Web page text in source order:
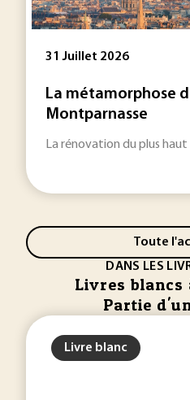
31 Juillet 2026
La métamorphose
Montparnasse
La rénovation du plus
Toute
DANS LES
Livres blancs
Partie
Livre blanc